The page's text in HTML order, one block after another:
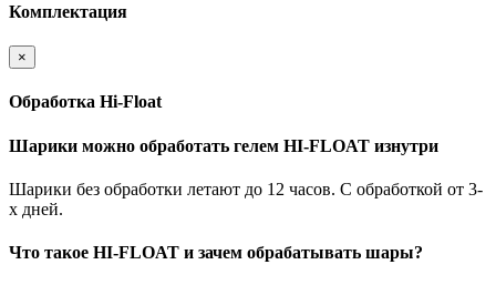
Комплектация
×
Обработка Hi-Float
Шарики можно обработать гелем HI-FLOAT изнутри
Шарики без обработки летают до 12 часов. С обработкой от 3-
х дней.
Что такое HI-FLOAT и зачем обрабатывать шары?